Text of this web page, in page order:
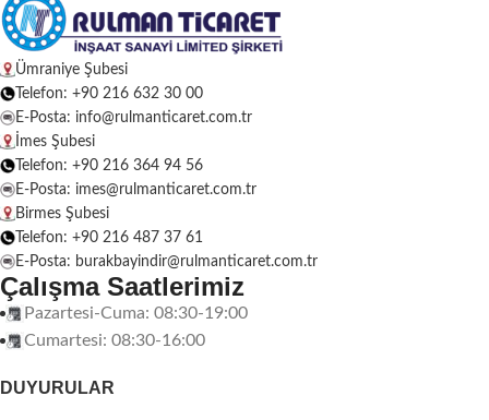
Ümraniye Şubesi
Telefon: +90 216 632 30 00
E-Posta: info@rulmanticaret.com.tr
İmes Şubesi
Telefon: +90 216 364 94 56
E-Posta: imes@rulmanticaret.com.tr
Birmes Şubesi
Telefon: +90 216 487 37 61
E-Posta: burakbayindir@rulmanticaret.com.tr
Çalışma Saatlerimiz
Pazartesi-Cuma: 08:30-19:00
Cumartesi: 08:30-16:00
DUYURULAR